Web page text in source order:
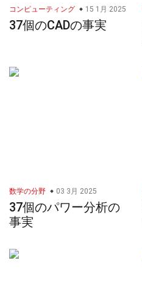
コンピューティング 15 1月 2025
37個のCADの事実
数学の分野 03 3月 2025
37個のパワー分析の
事実